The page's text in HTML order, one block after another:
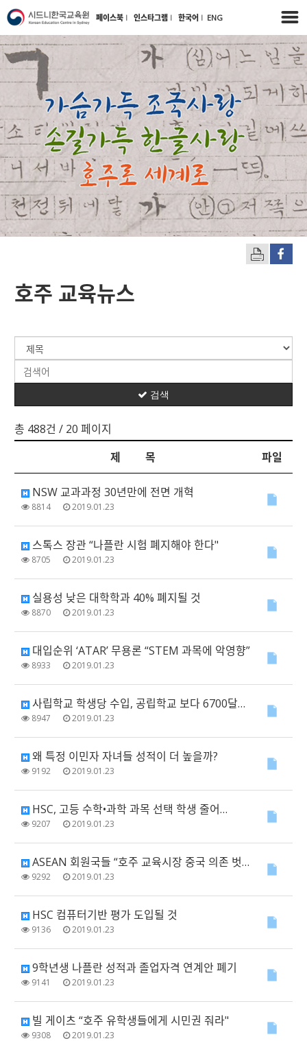
페이스북 l 인스타그램 l 한국어 l ENG
호주 교육뉴스
총 488건 / 20 페이지
검색
제 목 파일
NSW 교과과정 30년만에 전면 개혁
8814 2019.01.23
스톡스 장관 “나플란 시험 폐지해야 한다"
8705 2019.01.23
실용성 낮은 대학학과 40% 폐지될 것
8870 2019.01.23
대입순위 ‘ATAR’ 무용론 “STEM 과목에 악영향”
8933 2019.01.23
사립학교 학생당 수입, 공립학교 보다 6700달러 높아
8947 2019.01.23
왜 특정 이민자 자녀들 성적이 더 높을까?
9192 2019.01.23
HSC, 고등 수학•과학 과목 선택 학생 줄어…
9207 2019.01.23
ASEAN 회원국들 “호주 교육시장 중국 의존 벗어나야"
9292 2019.01.23
HSC 컴퓨터기반 평가 도입될 것
9136 2019.01.23
9학년생 나플란 성적과 졸업자격 연계안 폐기
9141 2019.01.23
빌 게이츠 “호주 유학생들에게 시민권 줘라"
9308 2019.01.23